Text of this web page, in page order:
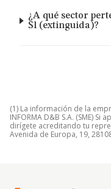
¿A qué sector
Sl (extinguida)?
(1) La información de la
INFORMA D&B S.A. (SME)
dirígete acreditando tu
Avenida de Europa, 19,